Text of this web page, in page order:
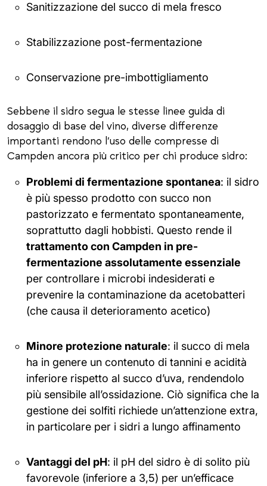
Sanitizzazione del succo di mela fresco
Stabilizzazione post-fermentazione
Conservazione pre-imbottigliamento
Sebbene il sidro segua le stesse linee guida di
dosaggio di base del vino, diverse differenze
importanti rendono l’uso delle compresse di
Campden ancora più critico per chi produce sidro:
Problemi di fermentazione spontanea: il sidro
è più spesso prodotto con succo non
pastorizzato e fermentato spontaneamente,
soprattutto dagli hobbisti. Questo rende il
trattamento con Campden in pre-
fermentazione assolutamente essenziale
per controllare i microbi indesiderati e
prevenire la contaminazione da acetobatteri
(che causa il deterioramento acetico)
Minore protezione naturale: il succo di mela
ha in genere un contenuto di tannini e acidità
inferiore rispetto al succo d’uva, rendendolo
più sensibile all’ossidazione. Ciò significa che la
gestione dei solfiti richiede un’attenzione extra,
in particolare per i sidri a lungo affinamento
Vantaggi del pH: il pH del sidro è di solito più
favorevole (inferiore a 3,5) per un’efficace